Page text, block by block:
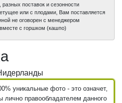
поставок и сезонности
или с плодами, Вам поставляется
не оговорен с менеджером
с горшком (кашпо)
уникальные фото - это означет,
правообладателем данного